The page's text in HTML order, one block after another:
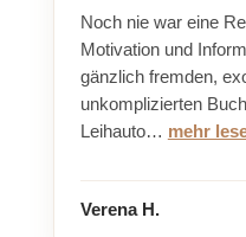
Noch nie war eine
Motivation und
gänzlich fremden,
unkomplizierten
Leihauto… mehr
Verena H.